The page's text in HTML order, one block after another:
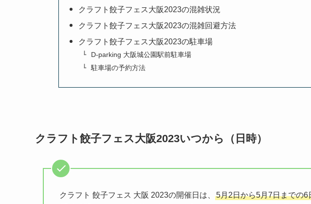
クラフト餃子フェス大阪2023の混雑状況
クラフト餃子フェス大阪2023の混雑回避方法
クラフト餃子フェス大阪2023の駐車場
D-parking 大阪城公園駅前駐車場
駐車場の予約方法
クラフト餃子フェス大阪2023いつから（日時）
クラフト 餃子フェス 大阪 2023の開催日は、 5月2日から5月7日までの6